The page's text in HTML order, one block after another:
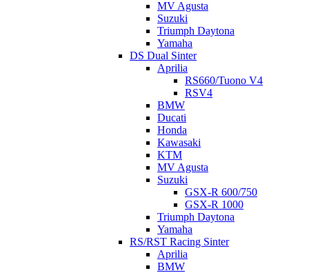
MV Agusta
Suzuki
Triumph Daytona
Yamaha
DS Dual Sinter
Aprilia
RS660/Tuono V4
RSV4
BMW
Ducati
Honda
Kawasaki
KTM
MV Agusta
Suzuki
GSX-R 600/750
GSX-R 1000
Triumph Daytona
Yamaha
RS/RST Racing Sinter
Aprilia
BMW